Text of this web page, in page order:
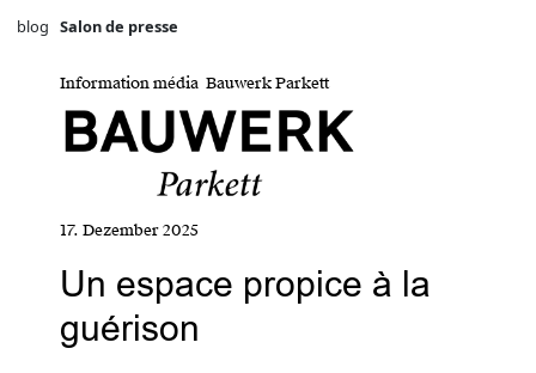
blog Salon de presse
Information média Bauwerk Parkett
17. Dezember 2025
Un espace propice à la
guérison